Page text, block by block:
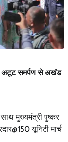
अटूट समर्पण से अखंड
साथ मुख्यमंत्री पुष्कर
यूनिटी मार्च